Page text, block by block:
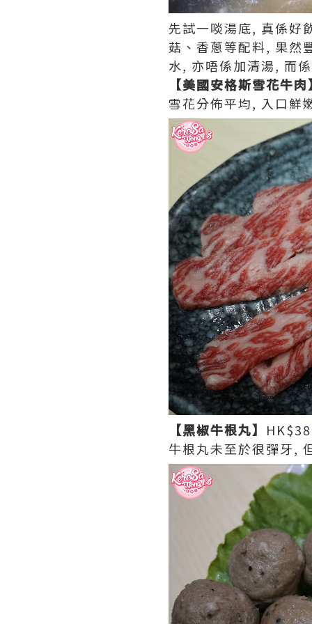
先試一啖湯底, 真係好
菇、香蔥等配料, 果然
水, 亦唔係加清湯, 而
【美國安格斯雪花牛肉
雪花分佈平均, 入口鮮
【黑椒牛根丸】 HK$38
牛根丸未至於很彈牙,